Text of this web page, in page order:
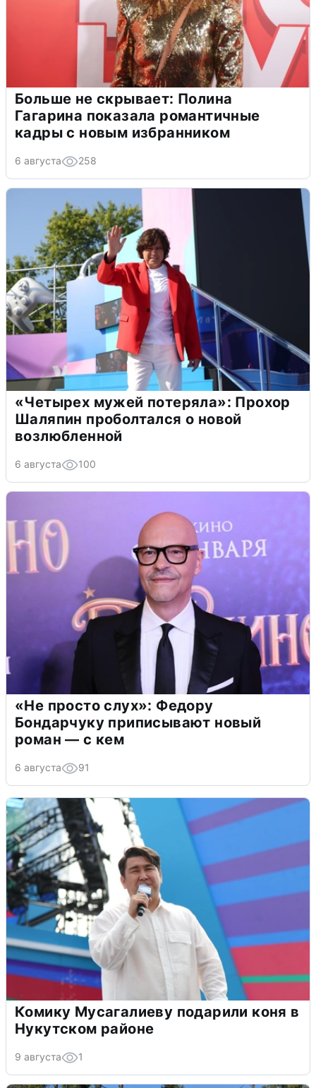
Больше не скрывает: Полина
Гагарина показала романтичные
кадры с новым избранником
6 августа 258
«Четырех мужей потеряла»: Прохор
Шаляпин проболтался о новой
возлюбленной
6 августа 100
«Не просто слух»: Федору
Бондарчуку приписывают новый
роман — с кем
6 августа 91
Комику Мусагалиеву подарили коня в
Нукутском районе
9 августа 1